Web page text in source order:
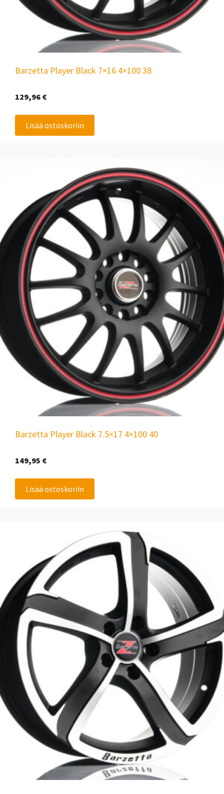
Barzetta Player Black 7×16 4×100 38
129,96 €
Lisää ostoskoriin
Barzetta Player Black 7.5×17 4×100 40
149,95 €
Lisää ostoskoriin